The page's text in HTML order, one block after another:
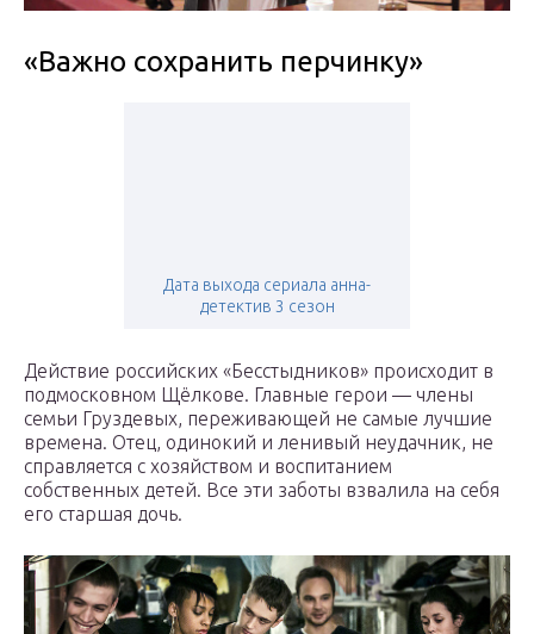
«Важно сохранить перчинку»
Дата выхода сериала анна-
детектив 3 сезон
Действие российских «Бесстыдников» происходит в
подмосковном Щёлкове. Главные герои — члены
семьи Груздевых, переживающей не самые лучшие
времена. Отец, одинокий и ленивый неудачник, не
справляется с хозяйством и воспитанием
собственных детей. Все эти заботы взвалила на себя
его старшая дочь.